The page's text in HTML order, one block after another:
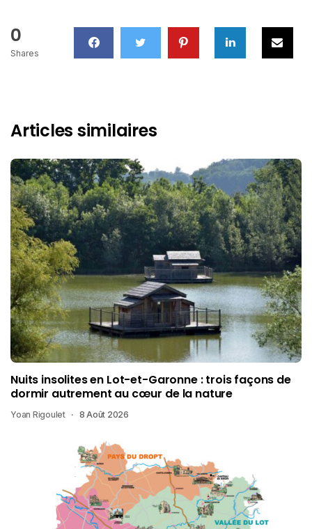
0
Shares
Articles similaires
Nuits insolites en Lot-et-Garonne : trois façons de
dormir autrement au cœur de la nature
Yoan Rigoulet 8 Août 2026